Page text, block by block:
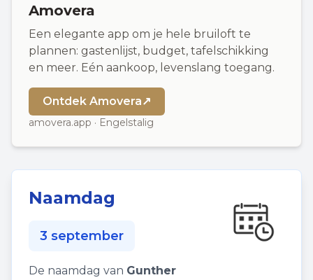
Amovera
Een elegante app om je hele bruiloft te
plannen: gastenlijst, budget, tafelschikking
en meer. Eén aankoop, levenslang toegang.
Ontdek Amovera↗
amovera.app · Engelstalig
Naamdag
3 september
De naamdag van Gunther